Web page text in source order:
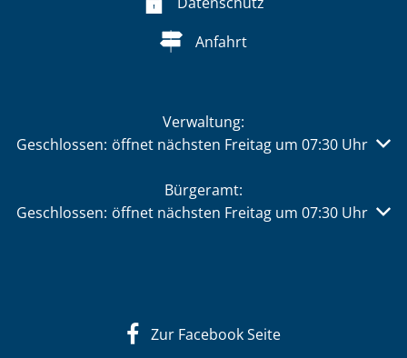
Anfahrt
Verwaltung:
Klicken, um weitere Öffnungs- oder Schließzeiten
Geschlossen: öffnet nächsten Freitag um 07:30 Uhr
Bürgeramt:
Klicken, um weitere Öffnungs- oder Schließzeiten
Geschlossen: öffnet nächsten Freitag um 07:30 Uhr
Zur Facebook Seite